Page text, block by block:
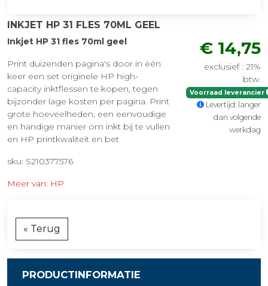
INKJET HP 31 FLES 70ML GEEL
Inkjet HP 31 fles 70ml geel
Print duizenden pagina's door in één
keer een set originele HP high-
capacity inktflessen te kopen, tegen
bijzonder lage kosten per pagina. Print
grote hoeveelheden, een eenvoudige
en handige manier om inkt bij te vullen
en HP printkwaliteit en bet
sku: S210377576
Meer van: HP
€ 14,75
exclusief : 21%
btw.
Voorraad leverancier
Levertijd: langer
dan volgende
werkdag
« Terug
PRODUCTINFORMATIE